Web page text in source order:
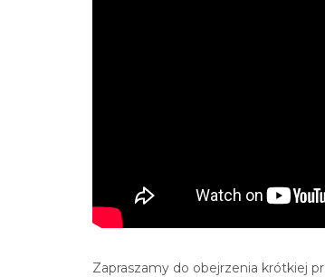
Zapraszamy do obejrzenia krótkiej